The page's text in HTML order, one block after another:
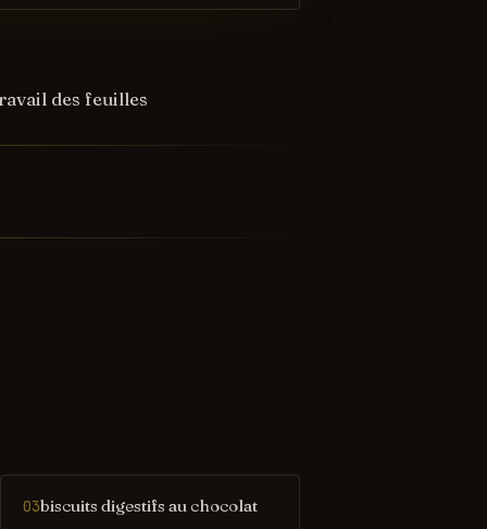
des feuilles
03biscuits digestifs au chocolat